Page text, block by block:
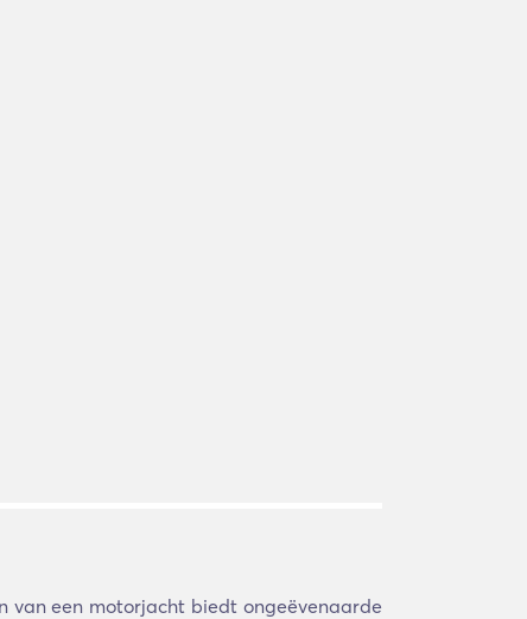
een motorjacht biedt ongeëvenaarde